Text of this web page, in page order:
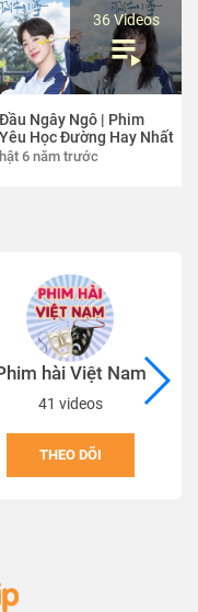
36 Videos
Ngây Ngô | Phim
Học Đường Hay Nhất
6 năm trước
hài Việt Nam
41 videos
THEO DÕI